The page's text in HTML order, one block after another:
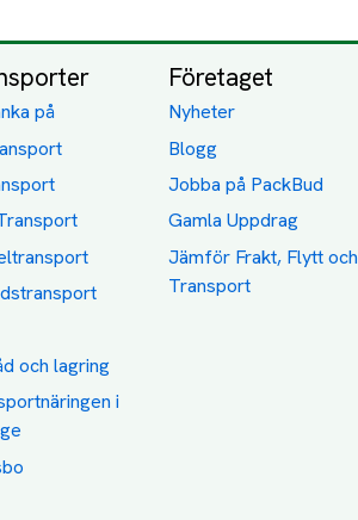
på
och lagring
i
Företaget
Nyheter
Blogg
Jobba på PackBud
Gamla Uppdrag
Jämför Frakt, Flytt och
Transport